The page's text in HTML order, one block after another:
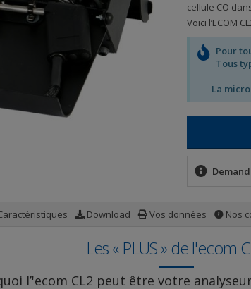
cellule CO
Voici l’ECOM
Pour
Tous
La
Download Vos données Nos
Les « PLUS » de l'ecom
l’'ecom CL2 peut être votre